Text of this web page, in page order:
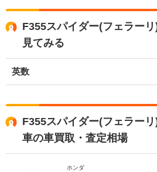
F355スパイダー(フェラー
見てみる
英数
F355スパイダー(フェラー
車の車買取・査定相場
ホンダ